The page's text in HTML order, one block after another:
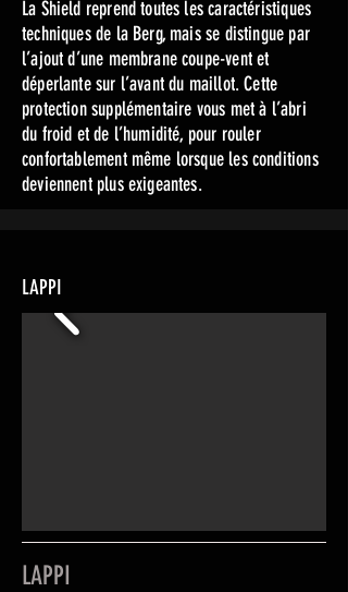
La Shield reprend toutes les caractéristiques
techniques de la Berg, mais se distingue par
l’ajout d’une membrane coupe-vent et
déperlante sur l’avant du maillot. Cette
protection supplémentaire vous met à l’abri
du froid et de l’humidité, pour rouler
confortablement même lorsque les conditions
deviennent plus exigeantes.
LAPPI
LAPPI